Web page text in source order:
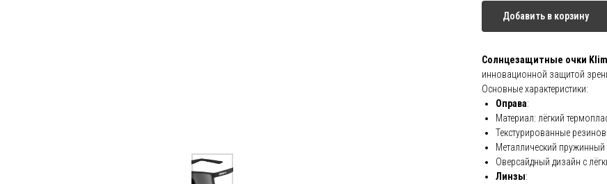
Добавить в корзину
Солнцезащитные очки
инновационной защитой
Основные характеристики:
Оправа:
Материал: лёгкий
Текстурированные
Металлический
Оверсайдный дизайн с
Линзы: